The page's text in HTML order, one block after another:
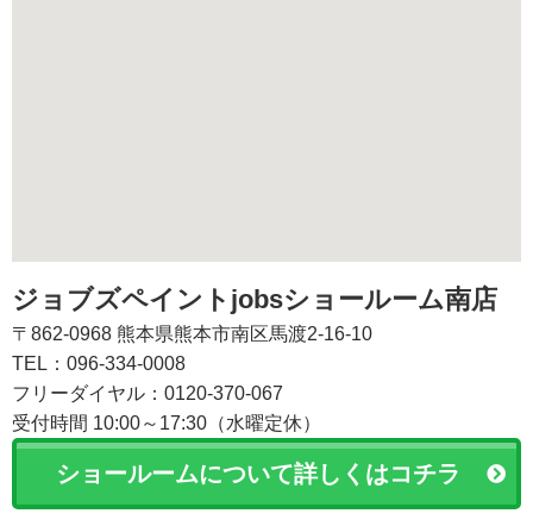
ジョブズペイントjobsショールーム南店
〒862-0968 熊本県熊本市南区馬渡2-16-10
TEL：096-334-0008
フリーダイヤル：0120-370-067
受付時間 10:00～17:30（水曜定休）
ショールームについて詳しくはコチラ